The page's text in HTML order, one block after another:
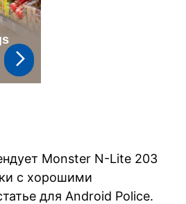
Monster N-Lite 203
с хорошими
для Android Police.